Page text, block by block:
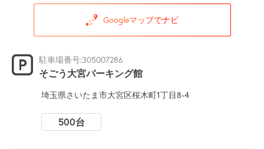
Googleマップでナビ
駐車場番号:305007286
そごう大宮パーキング館
埼玉県さいたま市大宮区桜木町1丁目8-4
500台